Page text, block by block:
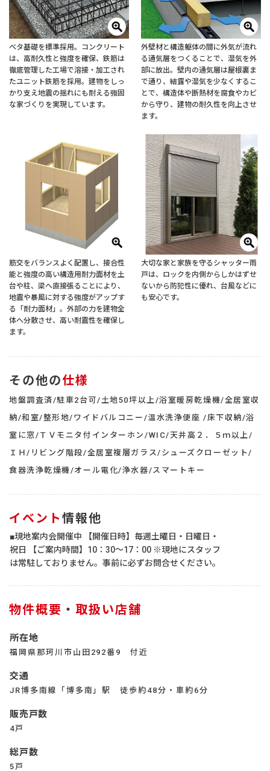
ベタ基礎を標準採用。コンクリート
は、高耐久性と強度を確保、鉄筋は
徹底管理した工場で溶接・加工され
たユニット鉄筋を採用。建物をしっ
かり支え地震の揺れにも耐える強固
な家づくりを実現しています。
外壁材と構造躯体の間に外気が流れ
る通気層をつくることで、湿気を外
部に放出。壁内の通気層は屋根裏ま
で通り、結露や湿気を少なくするこ
とで、構造体や断熱材を腐食やカビ
から守り、建物の耐久性を向上させ
ます。
筋交をバランスよく配置し、接合性
能と強度の高い構造用耐力面材を土
台や柱、梁へ直接張ることにより、
地震や暴風に対する強度がアップす
る「耐力面材」。外部の力を建物全
体へ分散させ、高い耐震性を確保し
ます。
大切な家と家族を守るシャッター雨
戸は、ロックを内側からしかはずせ
ないから防犯性に優れ、台風などに
も安心です。
その他の仕様
地盤調査済/駐車2台可/土地50坪以上/浴室暖房乾燥機/全居室収
納/和室/整形地/ワイドバルコニー/温水洗浄便座 /床下収納/浴
室に窓/ＴＶモニタ付インターホン/WIC/天井高２．５ｍ以上/
ＩＨ/リビング階段/全居室複層ガラス/シューズクローゼット/
食器洗浄乾燥機/オール電化/浄水器/スマートキー
イベント 情報他
■現地案内会開催中 【開催日時】毎週土曜日・日曜日・
祝日 【ご案内時間】10：30～17：00 ※現地にスタッフ
は常駐しておりません。事前に必ずお問合せください。
物件概要 ・ 取扱い店舗
所在地
福岡県那珂川市山田292番9 付近
交通
JR博多南線「博多南」駅 徒歩約48分・車約6分
販売戸数
4戸
総戸数
5戸